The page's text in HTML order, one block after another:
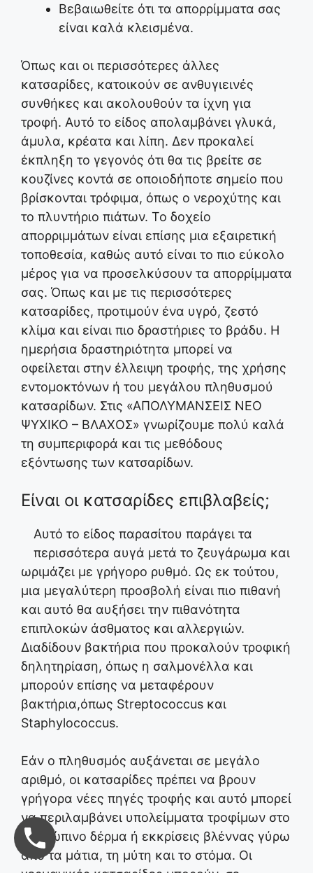
Βεβαιωθείτε ότι τα απορρίμματα σας
είναι καλά κλεισμένα.
Όπως και οι περισσότερες άλλες
κατσαρίδες, κατοικούν σε ανθυγιεινές
συνθήκες και ακολουθούν τα ίχνη για
τροφή. Αυτό το είδος απολαμβάνει γλυκά,
άμυλα, κρέατα και λίπη. Δεν προκαλεί
έκπληξη το γεγονός ότι θα τις βρείτε σε
κουζίνες κοντά σε οποιοδήποτε σημείο που
βρίσκονται τρόφιμα, όπως ο νεροχύτης και
το πλυντήριο πιάτων. Το δοχείο
απορριμμάτων είναι επίσης μια εξαιρετική
τοποθεσία, καθώς αυτό είναι το πιο εύκολο
μέρος για να προσελκύσουν τα απορρίμματα
σας. Όπως και με τις περισσότερες
κατσαρίδες, προτιμούν ένα υγρό, ζεστό
κλίμα και είναι πιο δραστήριες το βράδυ. Η
ημερήσια δραστηριότητα μπορεί να
οφείλεται στην έλλειψη τροφής, της χρήσης
εντομοκτόνων ή του μεγάλου πληθυσμού
κατσαρίδων. Στις «ΑΠΟΛΥΜΑΝΣΕΙΣ ΝΕΟ
ΨΥΧΙΚΟ – ΒΛΑΧΟΣ» γνωρίζουμε πολύ καλά
τη συμπεριφορά και τις μεθόδους
εξόντωσης των κατσαρίδων.
Είναι οι κατσαρίδες επιβλαβείς;
Αυτό το είδος παρασίτου παράγει τα
περισσότερα αυγά μετά το ζευγάρωμα και
ωριμάζει με γρήγορο ρυθμό. Ως εκ τούτου,
μια μεγαλύτερη προσβολή είναι πιο πιθανή
και αυτό θα αυξήσει την πιθανότητα
επιπλοκών άσθματος και αλλεργιών.
Διαδίδουν βακτήρια που προκαλούν τροφική
δηλητηρίαση, όπως η σαλμονέλλα και
μπορούν επίσης να μεταφέρουν
βακτήρια,όπως Streptococcus και
Staphylococcus.
Εάν ο πληθυσμός αυξάνεται σε μεγάλο
αριθμό, οι κατσαρίδες πρέπει να βρουν
γρήγορα νέες πηγές τροφής και αυτό μπορεί
να περιλαμβάνει υπολείμματα τροφίμων στο
ανθρώπινο δέρμα ή εκκρίσεις βλέννας γύρω
από τα μάτια, τη μύτη και το στόμα. Οι